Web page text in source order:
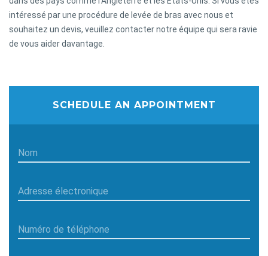
intéressé par une procédure de levée de bras avec nous et
souhaitez un devis, veuillez contacter notre équipe qui sera ravie
de vous aider davantage.
SCHEDULE AN APPOINTMENT
Nom
Adresse électronique
Numéro de téléphone